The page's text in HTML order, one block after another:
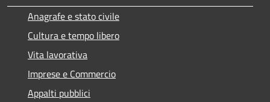
Anagrafe e stato civile
Cultura e tempo libero
Vita lavorativa
Imprese e Commercio
Appalti pubblici